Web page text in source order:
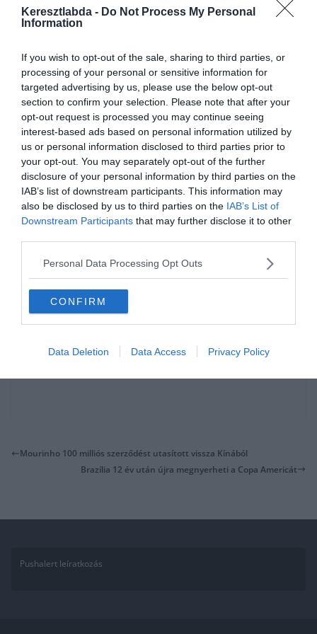
Keresztlabda - Do Not Process My Personal
Information
If you wish to opt-out of the sale, sharing to third parties, or
processing of your personal or sensitive information for
targeted advertising by us, please use the below opt-out
section to confirm your selection. Please note that after your
opt-out request is processed you may continue seeing
interest-based ads based on personal information utilized by
us or personal information disclosed to third parties prior to
your opt-out. You may separately opt-out of the further
disclosure of your personal information by third parties on the
IAB’s list of downstream participants. This information may
also be disclosed by us to third parties on the IAB’s List of
Downstream Participants that may further disclose it to other
Personal Data Processing Opt Outs
CONFIRM
Data Deletion Data Access Privacy Policy
építési projekt mellett.
szerepelt, mert érte kaphatja a csapat a legtöbbet (50 Millió Euró
felett), és mivel saját nevelésű játékos, így a teljes összeg profit.
A PSGajánlatotis tett érte, készpénz plusz Alphonse Areola
értékben, de ezt a Milan elutasította.
Donnarumma maradni szeretne, de ehhez alá kell írnia egy
hosszabbítást kevesebb fizetésért, mint a mostani évi 6 Millió Euró.
A kulcs az lehet, hogy 2022-ig ír alá és a fizetését elosztják
hosszabb időre.
Mourinho 100 milliós szerződést utasított vissza Kínából
Brazília 12 év után újra megnyerheti a Copa Americát
Pushalert leíratkozás